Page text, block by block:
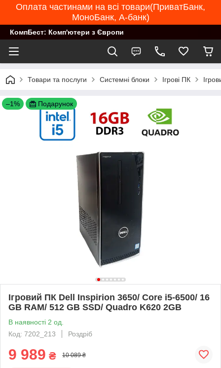
Оплата частинами на всі товари(ПриватБанк,
МоноБанк, А-банк)
КомпБест: Комп'ютери з Європи
Товари та послуги Системні блоки Ігрові ПК
–1% Подарунок
Ігровий ПК Dell Inspirion 3650/ Core i5-6500/ 16
GB RAM/ 512 GB SSD/ Quadro K620 2GB
В наявності 2 од.
Код: 7202_213
Роздріб
9 989 ₴ 10 089 ₴